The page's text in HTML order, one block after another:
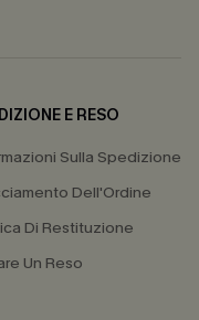
E RESO
Sulla Spedizione
Dell'Ordine
Di Restituzione
Un Reso